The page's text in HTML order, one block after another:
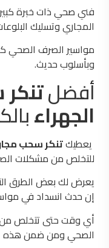
فني صحي ذات خبرة
المجاري وتسليك
مواسير الصرف الصحي
وبأسلوب حديث.
أفضلتنكر
الجهراء
يعطيكتنكر سحب مجاري
للتخلص من مشكلات
يعرض لك بعض الطرق
إن حدث انسداد في
أي وقت حتى تتخلص من
الصحي ومن ضمن هذه